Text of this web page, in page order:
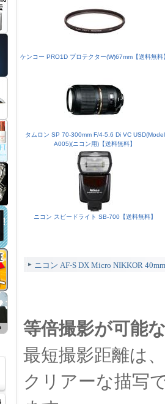
ケンコー PRO1D プロテクター(W)67mm【送料無料
タムロン SP 70-300mm F/4-5.6 Di VC USD(Model
A005)(ニコン用)【送料無料】
ニコン スピードライト SB-700【送料無料】
ニコン AF-S DX Micro NIKKOR
等倍撮影が可能
最短撮影距離は
クリアーな描写